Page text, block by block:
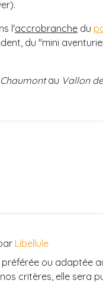
l'accrobranche du
du "mini
Chaumontau Vallon
Libellule
ou adaptée
critères, elle sera